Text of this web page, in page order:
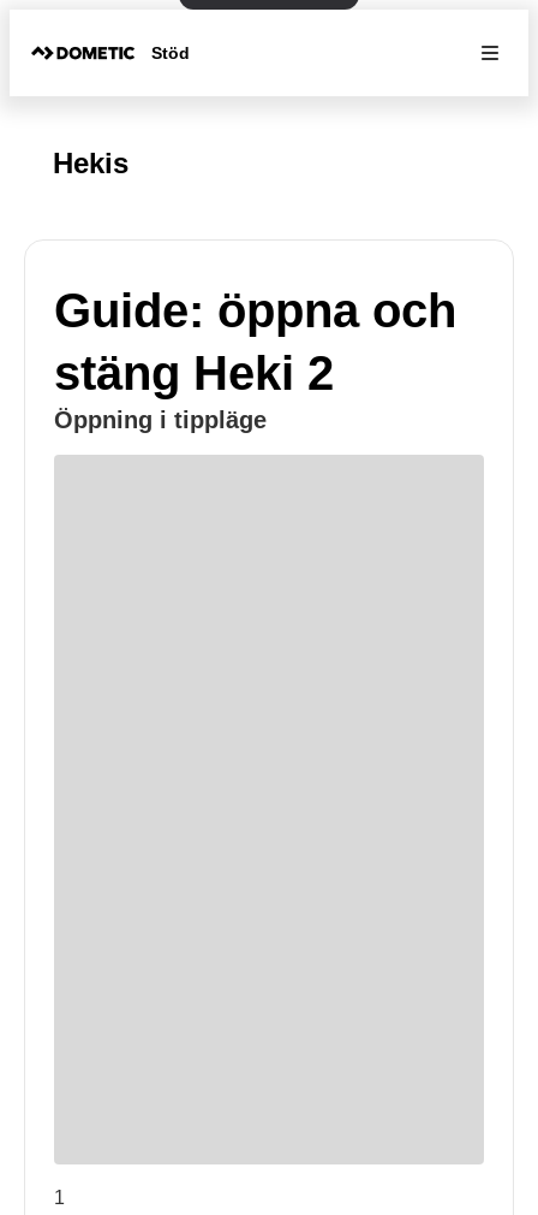
Stöd
Hekis
Guide: öppna och
stäng Heki 2
Öppning i tippläge
1